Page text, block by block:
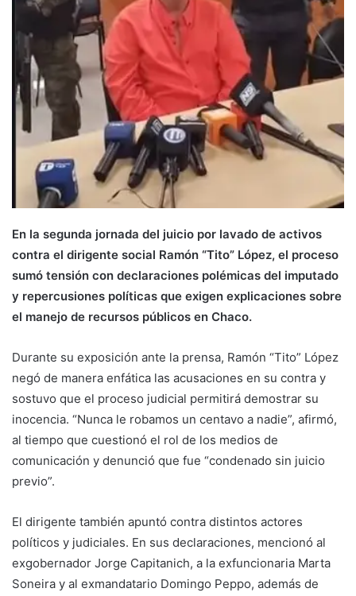
En la segunda jornada del juicio por lavado de activos
contra el dirigente social Ramón “Tito” López, el proceso
sumó tensión con declaraciones polémicas del imputado
y repercusiones políticas que exigen explicaciones sobre
el manejo de recursos públicos en Chaco.
Durante su exposición ante la prensa, Ramón “Tito” López
negó de manera enfática las acusaciones en su contra y
sostuvo que el proceso judicial permitirá demostrar su
inocencia. “Nunca le robamos un centavo a nadie”, afirmó,
al tiempo que cuestionó el rol de los medios de
comunicación y denunció que fue “condenado sin juicio
previo”.
El dirigente también apuntó contra distintos actores
políticos y judiciales. En sus declaraciones, mencionó al
exgobernador Jorge Capitanich, a la exfuncionaria Marta
Soneira y al exmandatario Domingo Peppo, además de